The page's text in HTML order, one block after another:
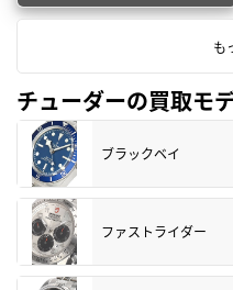
も
チューダーの買取モ
ブラックベイ
ファストライダー